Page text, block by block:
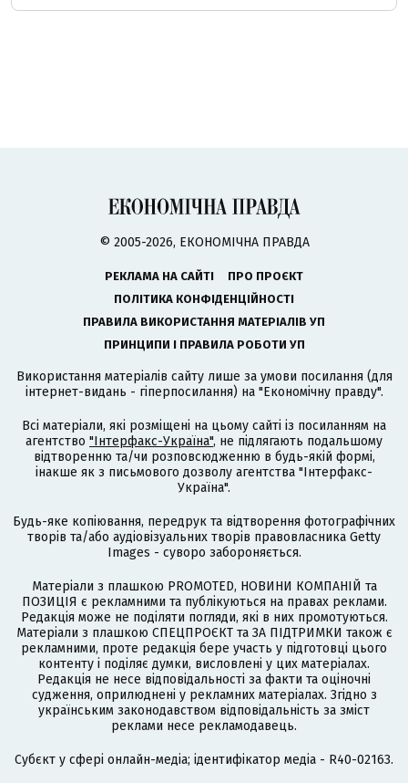
© 2005-2026, ЕКОНОМІЧНА ПРАВДА
РЕКЛАМА НА САЙТІ
ПРО ПРОЄКТ
ПОЛІТИКА КОНФІДЕНЦІЙНОСТІ
ПРАВИЛА ВИКОРИСТАННЯ МАТЕРІАЛІВ УП
ПРИНЦИПИ І ПРАВИЛА РОБОТИ УП
Використання матеріалів сайту лише за умови посилання (для
інтернет-видань - гіперпосилання) на "Економічну правду".
Всі матеріали, які розміщені на цьому сайті із посиланням на
агентство "Інтерфакс-Україна", не підлягають подальшому
відтворенню та/чи розповсюдженню в будь-якій формі,
інакше як з письмового дозволу агентства "Інтерфакс-
Україна".
Будь-яке копіювання, передрук та відтворення фотографічних
творів та/або аудіовізуальних творів правовласника Getty
Images - суворо забороняється.
Матеріали з плашкою PROMOTED, НОВИНИ КОМПАНІЙ та
ПОЗИЦІЯ є рекламними та публікуються на правах реклами.
Редакція може не поділяти погляди, які в них промотуються.
Матеріали з плашкою СПЕЦПРОЄКТ та ЗА ПІДТРИМКИ також є
рекламними, проте редакція бере участь у підготовці цього
контенту і поділяє думки, висловлені у цих матеріалах.
Редакція не несе відповідальності за факти та оціночні
судження, оприлюднені у рекламних матеріалах. Згідно з
українським законодавством відповідальність за зміст
реклами несе рекламодавець.
Cубєкт у сфері онлайн-медіа; ідентифікатор медіа - R40-02163.